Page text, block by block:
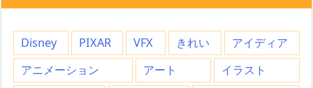
Disney PIXAR VFX きれい
アイディア
アニメーション
アート
イラスト